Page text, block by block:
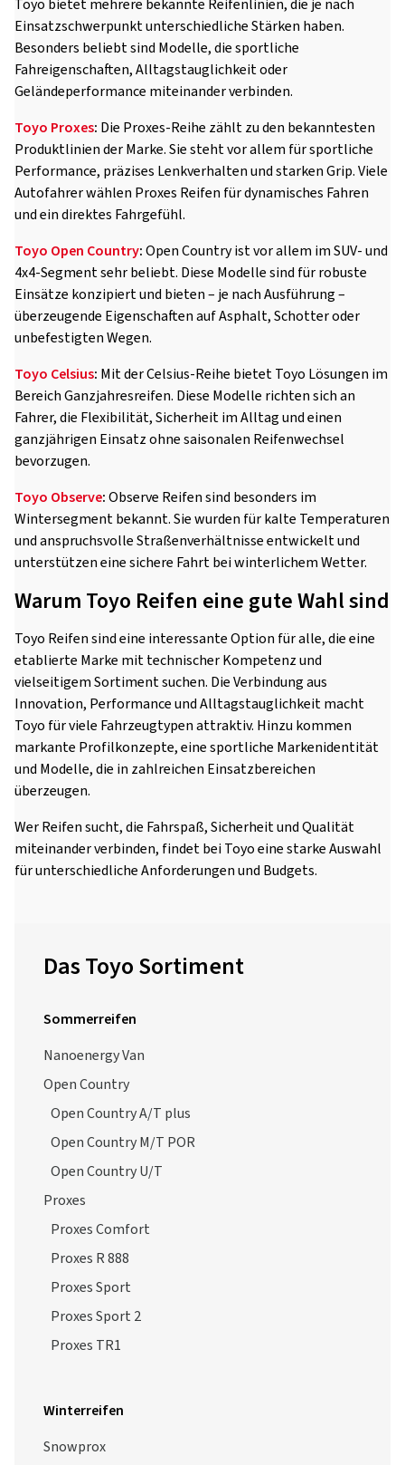
Toyo bietet mehrere bekannte Reifenlinien, die je nach
Einsatzschwerpunkt unterschiedliche Stärken haben.
Besonders beliebt sind Modelle, die sportliche
Fahreigenschaften, Alltagstauglichkeit oder
Geländeperformance miteinander verbinden.
Toyo Proxes: Die Proxes-Reihe zählt zu den bekanntesten
Produktlinien der Marke. Sie steht vor allem für sportliche
Performance, präzises Lenkverhalten und starken Grip. Viele
Autofahrer wählen Proxes Reifen für dynamisches Fahren
und ein direktes Fahrgefühl.
Toyo Open Country:Open Country ist vor allem im SUV- und
4x4-Segment sehr beliebt. Diese Modelle sind für robuste
Einsätze konzipiert und bieten – je nach Ausführung –
überzeugende Eigenschaften auf Asphalt, Schotter oder
unbefestigten Wegen.
Toyo Celsius: Mit der Celsius-Reihe bietet Toyo Lösungen im
Bereich Ganzjahresreifen. Diese Modelle richten sich an
Fahrer, die Flexibilität, Sicherheit im Alltag und einen
ganzjährigen Einsatz ohne saisonalen Reifenwechsel
bevorzugen.
Toyo Observe:Observe Reifen sind besonders im
Wintersegment bekannt. Sie wurden für kalte Temperaturen
und anspruchsvolle Straßenverhältnisse entwickelt und
unterstützen eine sichere Fahrt bei winterlichem Wetter.
Warum Toyo Reifen eine gute Wahl sind
Toyo Reifen sind eine interessante Option für alle, die eine
etablierte Marke mit technischer Kompetenz und
vielseitigem Sortiment suchen. Die Verbindung aus
Innovation, Performance und Alltagstauglichkeit macht
Toyo für viele Fahrzeugtypen attraktiv. Hinzu kommen
markante Profilkonzepte, eine sportliche Markenidentität
und Modelle, die in zahlreichen Einsatzbereichen
überzeugen.
Wer Reifen sucht, die Fahrspaß, Sicherheit und Qualität
miteinander verbinden, findet bei Toyo eine starke Auswahl
für unterschiedliche Anforderungen und Budgets.
Das Toyo Sortiment
Sommerreifen
Nanoenergy Van
Open Country
Open Country A/T plus
Open Country M/T POR
Open Country U/T
Proxes
Proxes Comfort
Proxes R 888
Proxes Sport
Proxes Sport 2
Proxes TR1
Winterreifen
Snowprox